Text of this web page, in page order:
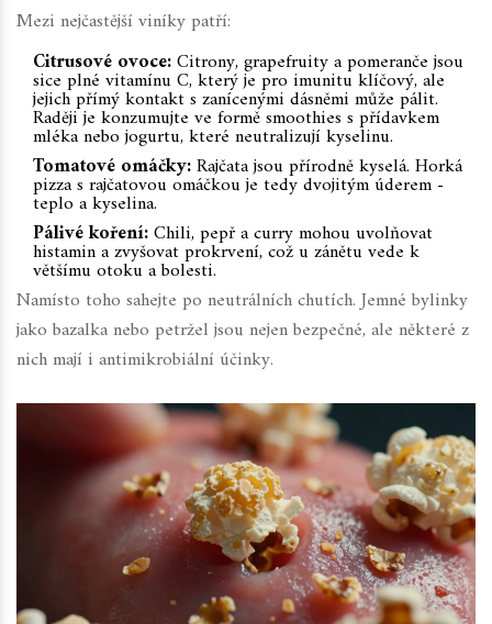
Mezi nejčastější viníky patří:
Citrusové ovoce:Citrony, grapefruity a pomeranče jsou
sice plné vitamínu C, který je pro imunitu klíčový, ale
jejich přímý kontakt s zanícenými dásněmi může pálit.
Raději je konzumujte ve formě smoothies s přídavkem
mléka nebo jogurtu, které neutralizují kyselinu.
Tomatové omáčky:Rajčata jsou přírodně kyselá. Horká
pizza s rajčatovou omáčkou je tedy dvojitým úderem -
teplo a kyselina.
Pálivé koření:Chili, pepř a curry mohou uvolňovat
histamin a zvyšovat prokrvení, což u zánětu vede k
většímu otoku a bolesti.
Namísto toho sahejte po neutrálních chutích. Jemné bylinky
jako bazalka nebo petržel jsou nejen bezpečné, ale některé z
nich mají i antimikrobiální účinky.